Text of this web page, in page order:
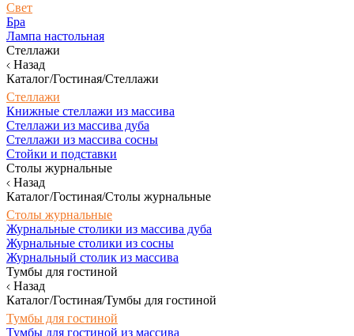
Свет
Бра
Лампа настольная
Стеллажи
Назад
Каталог/Гостиная/Стеллажи
Стеллажи
Книжные стеллажи из массива
Стеллажи из массива дуба
Стеллажи из массива сосны
Стойки и подставки
Столы журнальные
Назад
Каталог/Гостиная/Столы журнальные
Столы журнальные
Журнальные столики из массива дуба
Журнальные столики из сосны
Журнальный столик из массива
Тумбы для гостиной
Назад
Каталог/Гостиная/Тумбы для гостиной
Тумбы для гостиной
Тумбы для гостиной из массива